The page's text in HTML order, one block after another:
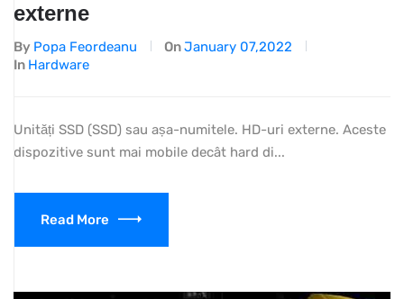
externe
By Popa Feordeanu OnJanuary 07,2022
In Hardware
Unități SSD (SSD) sau așa-numitele. HD-uri externe. Aceste
dispozitive sunt mai mobile decât hard di...
Read More